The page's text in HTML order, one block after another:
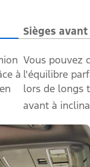
Sièges
à
Vous pouvez
l'équilibre
lors de longs
avant à